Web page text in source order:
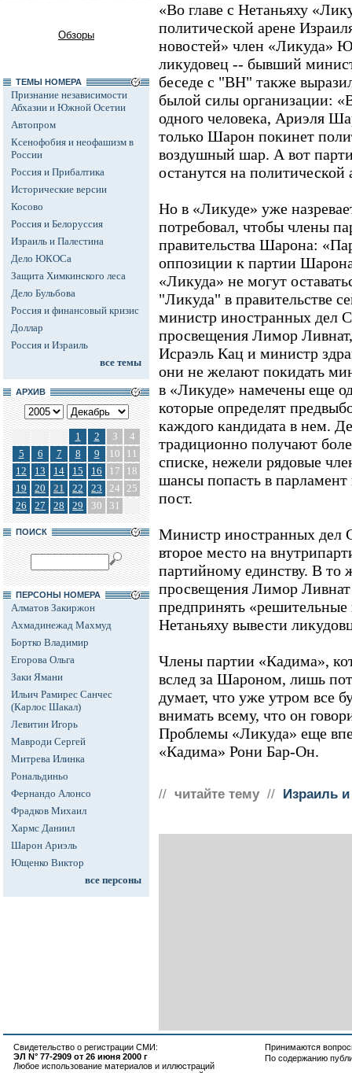
Обзоры
ТЕМЫ НОМЕРА
Признание независимости
Абхазии и Южной Осетии
Автопром
Ксенофобия и неофашизм в
России
Россия и Прибалтика
Исторические версии
Косово
Россия и Белоруссия
Израиль и Палестина
Дело ЮКОСа
Защита Химкинского леса
Дело Бульбова
Россия и финансовый кризис
Доллар
Россия и Израиль
все темы
АРХИВ
1 2 3
4
5
6 7 8 9 10
11
12
13 14 15 16 17
18
19
20 21 22 23 24 25
26
27 28 29 30 31
ПОИСК
ПЕРСОНЫ НОМЕРА
Алматов Закиржон
Ахмадинежад Махмуд
Бортко Владимир
Егорова Ольга
Заки Ямани
Ильич Рамирес Санчес
(Карлос Шакал)
Левитин Игорь
Мавроди Сергей
Митрева Илинка
Рональдиньо
Фернандо Алонсо
Фрадков Михаил
Хармс Даниил
Шарон Ариэль
Ющенко Виктор
все персоны
«Во главе с Нетаньяху
политической арене
новостей» член «Ликуда»
ликудовец -- бывший
беседе с "ВН" также
былой силы организации:
одного человека, Ариэля
только Шарон покинет
воздушный шар. А вот
останутся на политической
Но в «Ликуде» уже
потребовал, чтобы члены
правительства Шарона:
оппозиции к партии
«Ликуда» не могут
"Ликуда" в правительстве
министр иностранных дел
просвещения Лимор Ливнат,
Исраэль Кац и министр
они не желают покидать
в «Ликуде» намечены еще
которые определят
каждого кандидата в нем.
традиционно получают
списке, нежели рядовые
шансы попасть в
пост.
Министр иностранных дел
второе место на
партийному единству. В то
просвещения Лимор Ливнат
предпринять
Нетаньяху вывести
Члены партии «Кадима»,
вслед за Шароном, лишь
думает, что уже утром все
внимать всему, что он
Проблемы «Ликуда» еще
«Кадима» Рони Бар-Он.
// читайте тему // Израиль
Свидетельство о регистрации СМИ:
ЭЛ N° 77-2909 от 26 июня 2000 г
Любое использование материалов и иллюстраций
Принимаются
По содержанию